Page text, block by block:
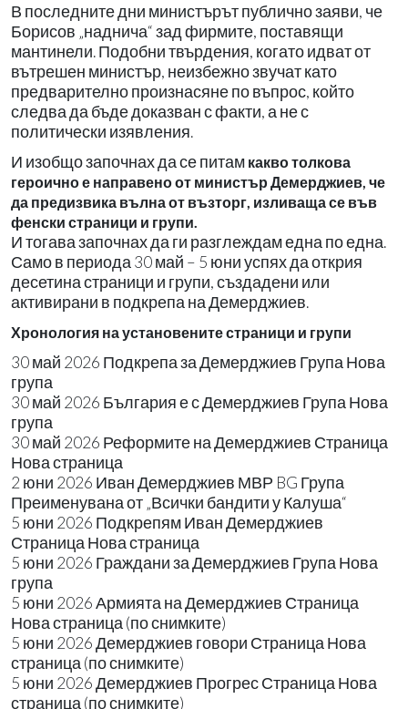
В последните дни министърът публично заяви, че
Борисов „наднича“ зад фирмите, поставящи
мантинели. Подобни твърдения, когато идват от
вътрешен министър, неизбежно звучат като
предварително произнасяне по въпрос, който
следва да бъде доказван с факти, а не с
политически изявления.
И изобщо започнах да се питам какво толкова
героично е направено от министър Демерджиев, че
да предизвика вълна от възторг, изливаща се във
фенски страници и групи.
И тогава започнах да ги разглеждам една по една.
Само в периода 30 май – 5 юни успях да открия
десетина страници и групи, създадени или
активирани в подкрепа на Демерджиев.
Хронология на установените страници и групи
30 май 2026 Подкрепа за Демерджиев Група Нова
група
30 май 2026 България е с Демерджиев Група Нова
група
30 май 2026 Реформите на Демерджиев Страница
Нова страница
2 юни 2026 Иван Демерджиев МВР BG Група
Преименувана от „Всички бандити у Калуша“
5 юни 2026 Подкрепям Иван Демерджиев
Страница Нова страница
5 юни 2026 Граждани за Демерджиев Група Нова
група
5 юни 2026 Армията на Демерджиев Страница
Нова страница (по снимките)
5 юни 2026 Демерджиев говори Страница Нова
страница (по снимките)
5 юни 2026 Демерджиев Прогрес Страница Нова
страница (по снимките)